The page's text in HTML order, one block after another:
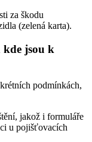
za škodu
(zelená karta).
kde jsou k
podmínkách,
jakož i formuláře
u pojišťovacích